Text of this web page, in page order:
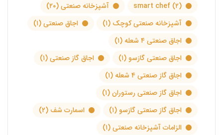
smart chef (۲) آشپزخانه صنعتی(۲۰)
آشپزخانه صنعتی کوچک (۱) اجاق صنعتی(۱)
اجاق صنعتی ۴ شعله
(۱)
اجاق صنعتی گازسو (۱) اجاق گاز صنعتی(۱)
اجاق گاز صنعتی ۴ شعله
(۱)
اجاق گاز صنعتی رستوران(۱)
اجاق گاز صنعتی گازسو (۱) اسمارت شف (۲)
الزامات آشپزخانه صنعتی(۱)